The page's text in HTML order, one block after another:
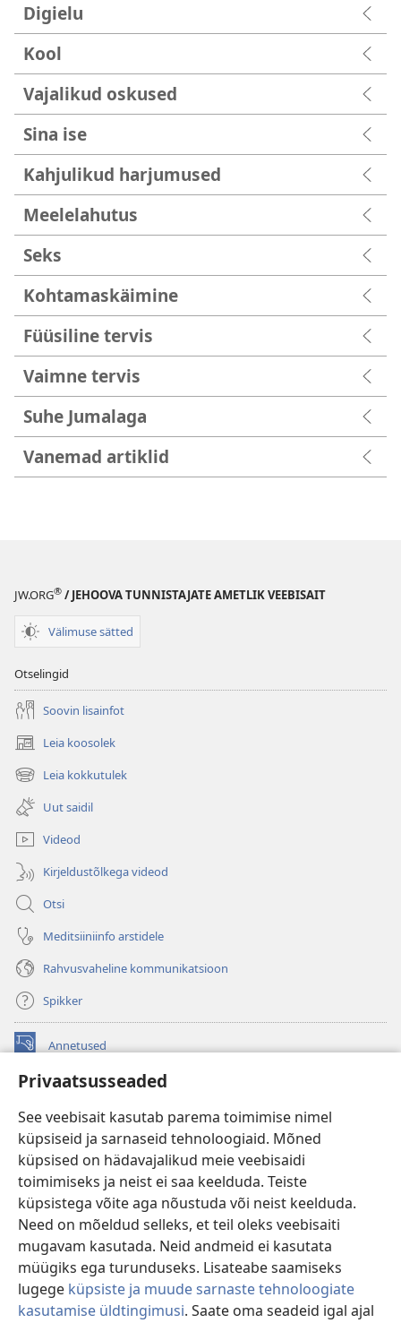
Privaatsusseaded
See veebisait kasutab parema toimimise nimel
küpsiseid ja sarnaseid tehnoloogiaid. Mõned
küpsised on hädavajalikud meie veebisaidi
toimimiseks ja neist ei saa keelduda. Teiste
küpsistega võite aga nõustuda või neist keelduda.
Need on mõeldud selleks, et teil oleks veebisaiti
mugavam kasutada. Neid andmeid ei kasutata
müügiks ega turunduseks. Lisateabe saamiseks
lugege küpsiste ja muude sarnaste tehnoloogiate
kasutamise üldtingimusi. Saate oma seadeid igal ajal
Digielu
Kool
Vajalikud oskused
Sina ise
Kahjulikud harjumused
Meelelahutus
Seks
Kohtamaskäimine
Füüsiline tervis
Vaimne tervis
Suhe Jumalaga
Vanemad artiklid
JW.ORG® / JEHOOVA TUNNISTAJATE AMETLIK VEEBISAIT
Välimuse sätted
Otselingid
Soovin lisainfot
Leia koosolek
(avab
uue
akna)
Leia kokkutulek
(avab
uue
akna)
Uut saidil
Videod
Kirjeldustõlkega videod
Otsi
Meditsiiniinfo arstidele
Rahvusvaheline kommunikatsioon
Spikker
Annetused
(avab
akna)
uue
akna) JW Hub
(avab
uue
akna) JW Library
Watchtower Library
Copyright© 2026 Watch Tower Bible and Tract Society of Pennsylvania.